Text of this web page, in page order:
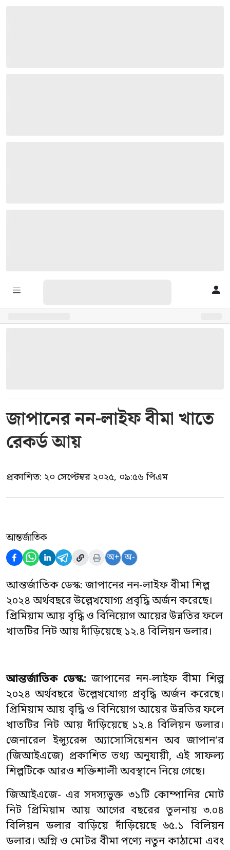
জাপানের নন-লাইফ বীমা খাতে
রেকর্ড আয়
প্রকাশিত: ২০ সেপ্টেম্বর ২০২৫, ০৯:৫৬ পিএম
আন্তর্জাতিক
অ+ অ-
আন্তর্জাতিক ডেস্ক: জাপানের নন-লাইফ বীমা শিল্প
২০২৪ অর্থবছরে উল্লেখযোগ্য প্রবৃদ্ধি অর্জন করেছে।
প্রিমিয়াম আয় বৃদ্ধি ও বিনিয়োগ আয়ের উন্নতির ফলে
খাতটির নিট আয় দাঁড়িয়েছে ১২.৪ বিলিয়ন ডলার।
আন্তর্জাতিক ডেস্ক: জাপানের নন-লাইফ বীমা শিল্প
২০২৪ অর্থবছরে উল্লেখযোগ্য প্রবৃদ্ধি অর্জন করেছে।
প্রিমিয়াম আয় বৃদ্ধি ও বিনিয়োগ আয়ের উন্নতির ফলে
খাতটির নিট আয় দাঁড়িয়েছে ১২.৪ বিলিয়ন ডলার।
জেনারেল ইন্স্যুরেন্স অ্যাসোসিয়েশন অব জাপান’র
(জিআইএজে) প্রকাশিত তথ্য অনুযায়ী, এই সাফল্য
শিল্পটিকে আরও শক্তিশালী অবস্থানে নিয়ে গেছে।
জিআইএজে- এর সদস্যভুক্ত ৩১টি কোম্পানির মোট
নিট প্রিমিয়াম আয় আগের বছরের তুলনায় ৩.০৪
বিলিয়ন ডলার বাড়িয়ে দাঁড়িয়েছে ৬৫.১ বিলিয়ন
ডলার। অগ্নি ও মোটর বীমা পণ্যে নতুন কাঠামো এবং